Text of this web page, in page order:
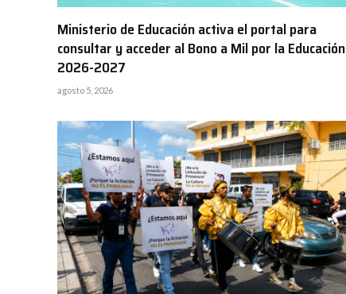
Ministerio de Educación activa el portal para
consultar y acceder al Bono a Mil por la Educación
2026-2027
agosto 5, 2026